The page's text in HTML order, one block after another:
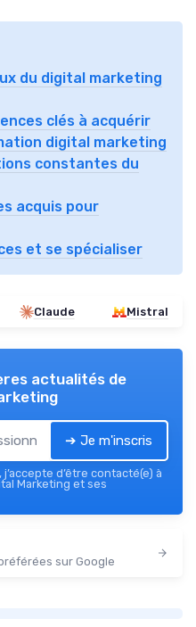
du digital marketing
clés à acquérir
digital marketing
constantes du
acquis pour
et se spécialiser
Claude Mistral
actualités de
➔ Je m'inscris
d’être contacté(e) à
Marketing et ses
sur Google